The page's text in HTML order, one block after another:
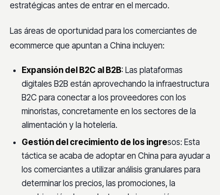
estratégicas antes de entrar en el mercado.
Las áreas de oportunidad para los comerciantes de
ecommerce que apuntan a China incluyen:
Expansión del B2C al B2B: Las plataformas
digitales B2B están aprovechando la infraestructura
B2C para conectar a los proveedores con los
minoristas, concretamente en los sectores de la
alimentación y la hotelería.
Gestión del crecimiento de los ingresos: Esta
táctica se acaba de adoptar en China para ayudar a
los comerciantes a utilizar análisis granulares para
determinar los precios, las promociones, la